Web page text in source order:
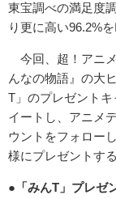
東宝調べの満足度
り更に高い96.2%
今回、超！アニ
んなの物語』の大
T」のプレゼント
イートし、アニメ
ウントをフォロー
様にプレゼントす
●「みんT」プレゼ